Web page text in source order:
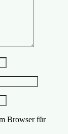
Browser für